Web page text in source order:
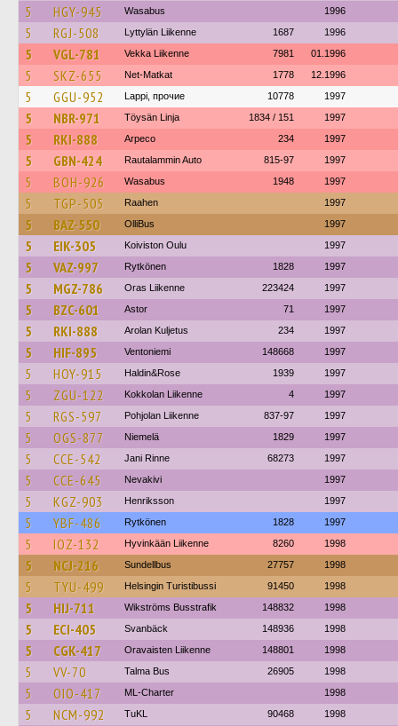
5 HGY-945 Wasabus 1996
5 RGJ-508 Lyttylän Liikenne 1687 1996
5 VGL-781 Vekka Liikenne 7981 01.1996
5 SKZ-655 Net-Matkat 1778 12.1996
5 GGU-952 Lappi, прочие 10778 1997
5 NBR-971 Töysän Linja 1834 / 151 1997
5 RKI-888 Arpeco 234 1997
5 GBN-424 Rautalammin Auto 815-97 1997
5 BOH-926 Wasabus 1948 1997
5 TGP-505 Raahen 1997
5 BAZ-550 OlliBus 1997
5 EIK-305 Koiviston Oulu 1997
5 VAZ-997 Rytkönen 1828 1997
5 MGZ-786 Oras Liikenne 223424 1997
5 BZC-601 Astor 71 1997
5 RKI-888 Arolan Kuljetus 234 1997
5 HIF-895 Ventoniemi 148668 1997
5 HOY-915 Haldin&Rose 1939 1997
5 ZGU-122 Kokkolan Liikenne 4 1997
5 RGS-597 Pohjolan Liikenne 837-97 1997
5 OGS-877 Niemelä 1829 1997
5 CCE-542 Jani Rinne 68273 1997
5 CCE-645 Nevakivi 1997
5 KGZ-903 Henriksson 1997
5 YBF-486 Rytkönen 1828 1997
5 IOZ-132 Hyvinkään Liikenne 8260 1998
5 NCJ-216 Sundellbus 27757 1998
5 TYU-499 Helsingin Turistibussi 91450 1998
5 HIJ-711 Wikströms Busstrafik 148832 1998
5 ECI-405 Svanbäck 148936 1998
5 CGK-417 Oravaisten Liikenne 148801 1998
5 VV-70 Talma Bus 26905 1998
5 OIO-417 ML-Charter 1998
5 NCM-992 TuKL 90468 1998